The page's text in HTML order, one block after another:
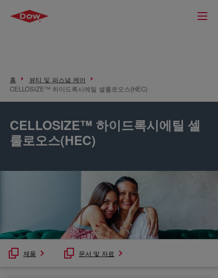
홈
뷰티 및 퍼스널 케어
CELLOSIZE™ 하이드록시에틸 셀룰로오스(HEC)
CELLOSIZE™ 하이드록시에틸 셀
룰로오스(HEC)
제품 문서 및 자료